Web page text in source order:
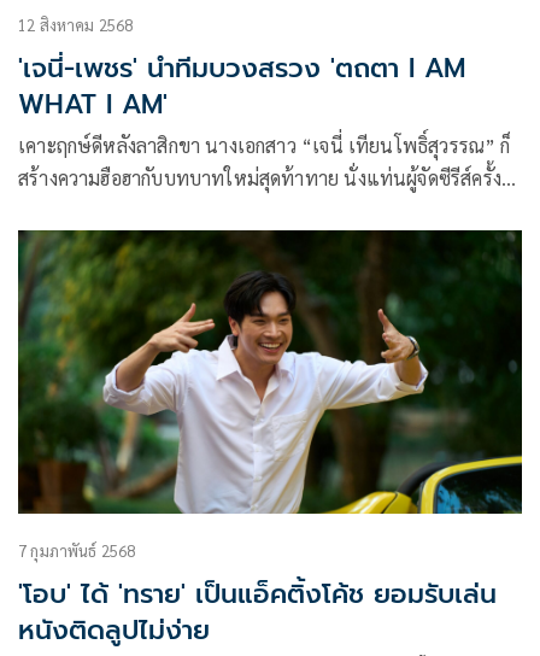
12 สิงหาคม 2568
'เจนี่-เพชร' นำทีมบวงสรวง 'ตถตา I AM
WHAT I AM'
เคาะฤกษ์ดีหลังลาสิกขา นางเอกสาว “เจนี่ เทียนโพธิ์สุวรรณ” ก็
สร้างความฮือฮากับบทบาทใหม่สุดท้าทาย นั่งแท่นผู้จัดซีรีส์ครั้ง
เบื้องเป็นผู้จัดซีรีส์อย่างเต็มตัว ประเดิมด้วยซีรีส์ดรามา-ทริลเลอร์
สุดสยอง “ตถตา I AM WHAT I AM”
7 กุมภาพันธ์ 2568
'โอบ' ได้ 'ทราย' เป็นแอ็คติ้งโค้ช ยอมรับเล่น
หนังติดลูปไม่ง่าย